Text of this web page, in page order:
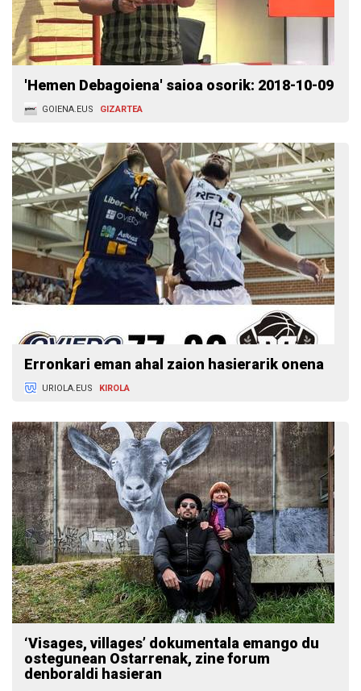
'Hemen Debagoiena' saioa osorik: 2018-10-09
GOIENA.EUS GIZARTEA
Erronkari eman ahal zaion hasierarik onena
URIOLA.EUS KIROLA
‘Visages, villages’ dokumentala emango du
ostegunean Ostarrenak, zine forum
denboraldi hasieran